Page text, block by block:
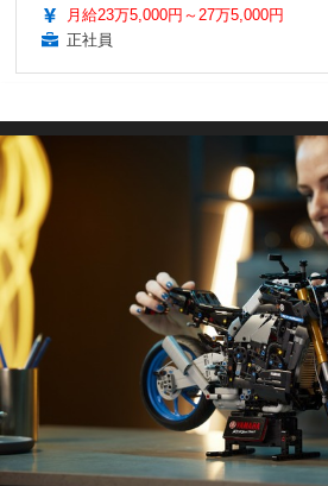
月給23万5,000円～27万5,000円
正社員